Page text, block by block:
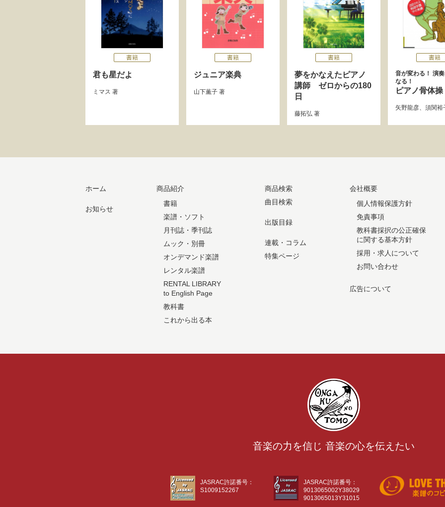
書籍
君も星だよ
ミマス 著
書籍
ジュニア楽典
山下薫子 著
書籍
夢をかなえたピアノ
講師 ゼロからの180
日
藤拓弘 著
書籍
音が変わる！ 演
なる！
ピアノ骨体操
矢野龍彦、 須関裕
ホーム
お知らせ
商品紹介
書籍
楽譜・ソフト
月刊誌・季刊誌
ムック・別冊
オンデマンド楽譜
レンタル楽譜
RENTAL LIBRARY
to English Page
教科書
これから出る本
商品検索
曲目検索
出版目録
連載・コラム
特集ページ
会社概要
個人情報保護方針
免責事項
教科書採択の公正確保
に関する基本方針
採用・求人について
お問い合わせ
広告について
音楽の力を信じ 音楽の心を伝えたい
JASRAC許諾番号：
S1009152267
JASRAC許諾番号：
9013065002Y38029
9013065013Y31015